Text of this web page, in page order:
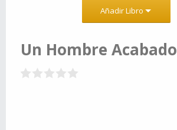
Añadir Libro
Un Hombre Acabado